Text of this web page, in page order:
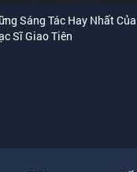
Sáng Tác Hay Nhất Của
Sĩ Giao Tiên